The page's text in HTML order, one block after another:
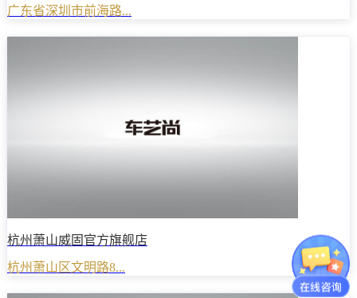
广东省深圳市前海路...
杭州萧山威固官方旗舰店
杭州萧山区文明路8...